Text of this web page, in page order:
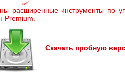
расширенные инструменты по
Premium.
Скачать пробную